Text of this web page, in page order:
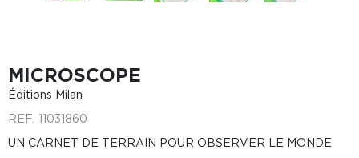
MICROSCOPE
Éditions Milan
REF. 11031860
UN CARNET DE TERRAIN POUR OBSERVER LE MONDE